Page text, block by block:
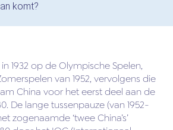
komt?
1932 op de Olympische Spelen,
van 1952, vervolgens die
China voor het eerst deel aan de
De lange tussenpauze (van 1952-
zogenaamde ‘twee China’s’